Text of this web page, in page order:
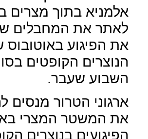
אלמניא בתוך מצרים
לאתר את המחבלים
את הפיגוע באוטובוס
הנוצרים הקופטים
השבוע שעבר.
ארגוני הטרור מנסים
את המשטר המצרי
הפיגועים בנוצרים